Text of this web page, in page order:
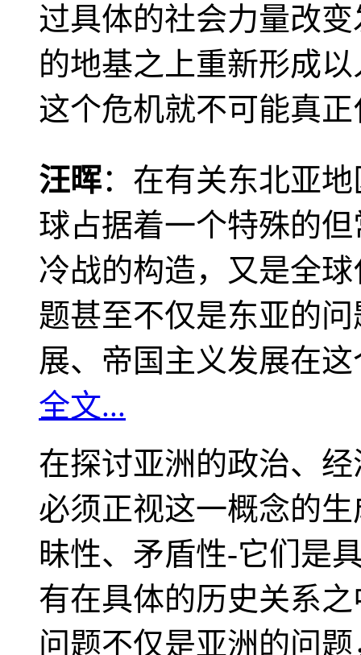
过具体的社会力量改
的地基之上重新形成
这个危机就不可能真
汪晖：在有关东北亚
球占据着一个特殊的
冷战的构造，又是全
题甚至不仅是东亚的
展、帝国主义发展在
全文...
在探讨亚洲的政治、
必须正视这一概念的
昧性、矛盾性-它们是
有在具体的历史关系
问题不仅是亚洲的问